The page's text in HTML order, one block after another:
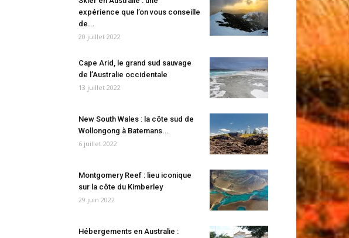
expérience que l’on vous conseille
de...
20 juillet 2022
Cape Arid, le grand sud sauvage
de l’Australie occidentale
13 juillet 2022
New South Wales : la côte sud de
Wollongong à Batemans...
6 juillet 2022
Montgomery Reef : lieu iconique
sur la côte du Kimberley
29 juin 2022
Hébergements en Australie :